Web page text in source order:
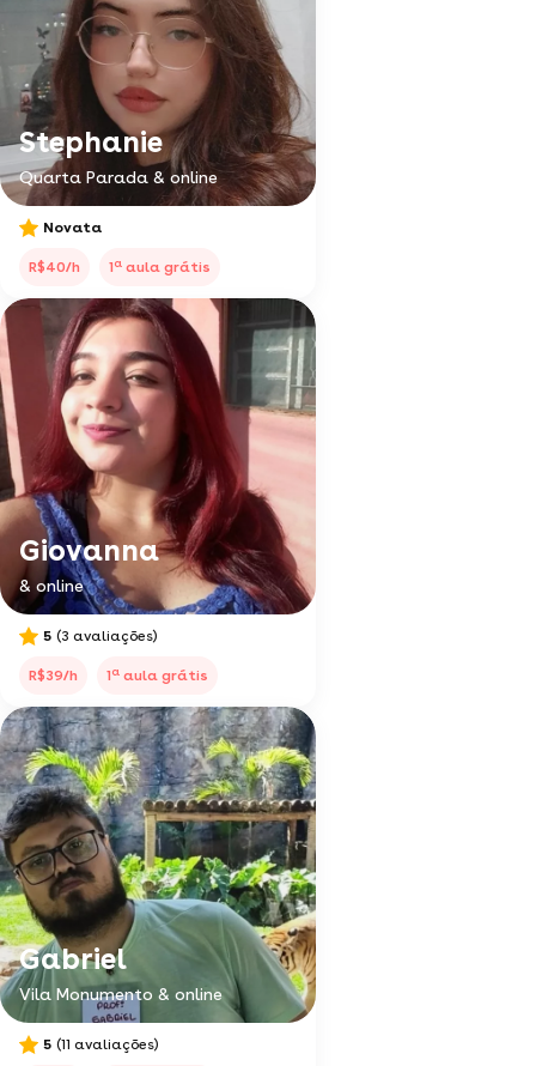
Stephanie
Quarta Parada & online
Novata
R$40/h 1a aula grátis
Giovanna
& online
5 (3 avaliações)
R$39/h 1a aula grátis
Gabriel
Vila Monumento & online
5 (11 avaliações)